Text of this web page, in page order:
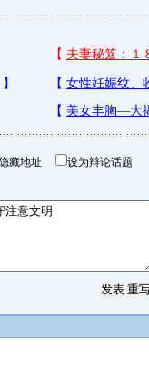
藏地址 设为辩论话题